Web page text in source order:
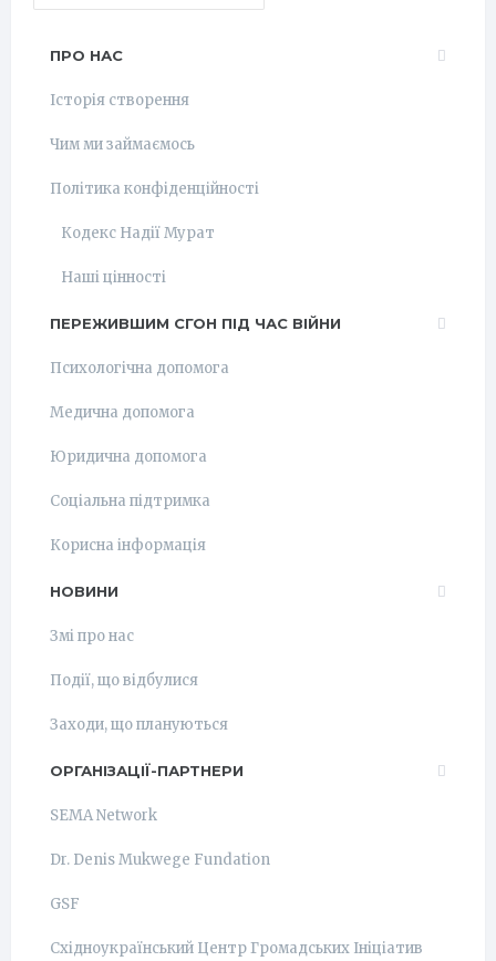
ПРО НАС
Історія створення
Чим ми займаємось
Політика конфіденційності
Кодекс Надії Мурат
Наші цінності
ПЕРЕЖИВШИМ СГОН ПІД ЧАС ВІЙНИ
Психологічна допомога
Медична допомога
Юридична допомога
Соціальна підтримка
Корисна інформація
НОВИНИ
Змі про нас
Події, що відбулися
Заходи, що плануються
ОРГАНІЗАЦІЇ-ПАРТНЕРИ
SEMA Network
Dr. Denis Mukwege Fundation
GSF
Східноукраїнський Центр Громадських Ініціатив